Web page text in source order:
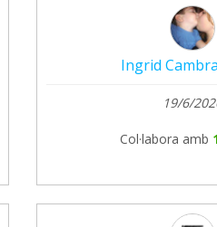
Ingrid
19/6/
Col·labora amb